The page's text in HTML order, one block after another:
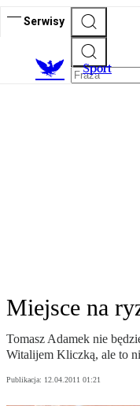
Serwisy
Sport
Miejsce na
Tomasz Adamek nie
Witalijem Kliczką, ale to
Publikacja: 12.04.2011 01:21